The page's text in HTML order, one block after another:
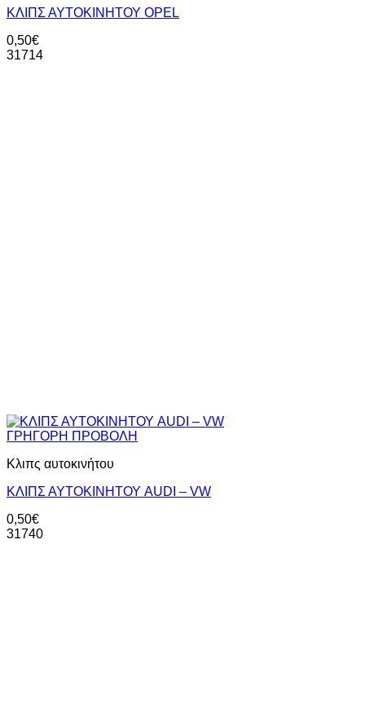
ΚΛΙΠΣ ΑΥΤΟΚΙΝΗΤΟΥ OPEL
0,50€
31714
ΓΡΗΓΟΡΗ ΠΡΟΒΟΛΗ
Κλιπς αυτοκινήτου
ΚΛΙΠΣ ΑΥΤΟΚΙΝΗΤΟΥ AUDI – VW
0,50€
31740